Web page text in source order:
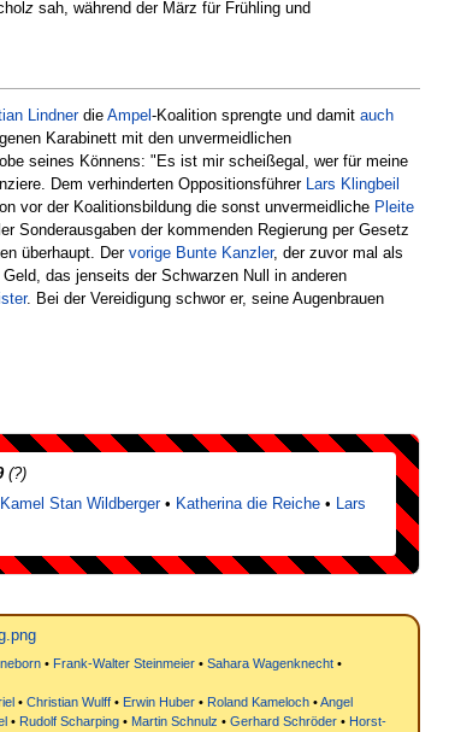
z sah, während der März für Frühling und
LindnerdieAmpel-Koalition sprengte und damitauch
Karabinett mit den unvermeidlichen
seines Könnens: "Es ist mir scheißegal, wer für meine
Dem verhinderten Oppositionsführer
Lars Klingbeil
vor der Koalitionsbildung die sonst unvermeidliche Pleite
Sonderausgaben der kommenden Regierung per Gesetz
überhaupt. Der vorige Bunte Kanzler, der zuvor mal als
das jenseits der Schwarzen Null in anderen
. Bei der Vereidigung schwor er, seine Augenbrauen
(?)
Kamel Stan Wildberger• Katherina die Reiche• Lars
• Frank-Walter Steinmeier• Sahara Wagenknecht•
• Christian Wulff• Erwin Huber• Roland Kameloch•Angel
• Rudolf Scharping• Martin Schnulz • Gerhard Schröder• Horst-